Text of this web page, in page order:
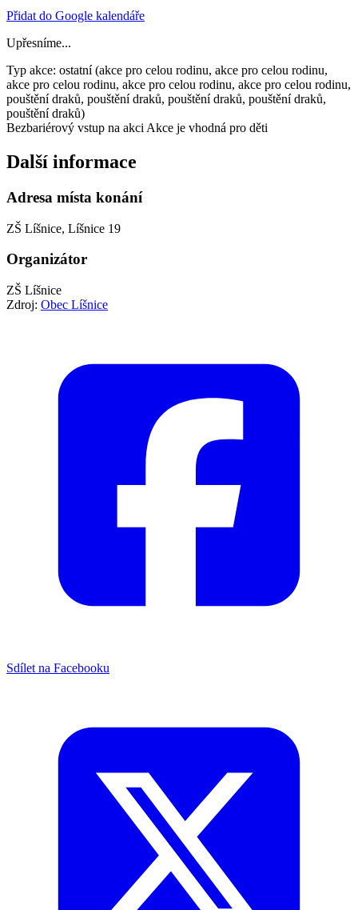
Přidat do Google kalendáře
Upřesníme...
Typ akce: ostatní (akce pro celou rodinu, akce pro celou rodinu,
akce pro celou rodinu, akce pro celou rodinu, akce pro celou rodinu,
pouštění draků, pouštění draků, pouštění draků, pouštění draků,
pouštění draků)
Bezbariérový vstup na akci Akce je vhodná pro děti
Další informace
Adresa místa konání
ZŠ Líšnice, Líšnice 19
Organizátor
ZŠ Líšnice
Zdroj: Obec Líšnice
Sdílet na Facebooku